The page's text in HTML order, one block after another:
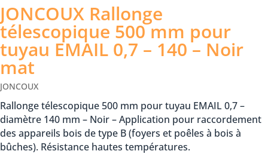
JONCOUX Rallonge
télescopique 500 mm pour
tuyau EMAIL 0,7 – 140 – Noir
mat
JONCOUX
Rallonge télescopique 500 mm pour tuyau EMAIL 0,7 –
diamètre 140 mm – Noir – Application pour raccordement
des appareils bois de type B (foyers et poêles à bois à
bûches). Résistance hautes températures.